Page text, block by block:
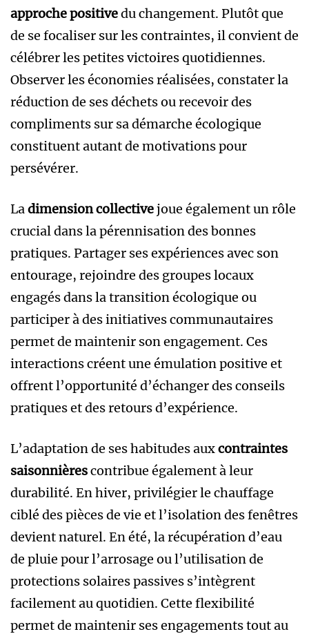
approche positivedu changement. Plutôt que
de se focaliser sur les contraintes, il convient de
célébrer les petites victoires quotidiennes.
Observer les économies réalisées, constater la
réduction de ses déchets ou recevoir des
compliments sur sa démarche écologique
constituent autant de motivations pour
persévérer.
La dimension collectivejoue également un rôle
crucial dans la pérennisation des bonnes
pratiques. Partager ses expériences avec son
entourage, rejoindre des groupes locaux
engagés dans la transition écologique ou
participer à des initiatives communautaires
permet de maintenir son engagement. Ces
interactions créent une émulation positive et
offrent l’opportunité d’échanger des conseils
pratiques et des retours d’expérience.
L’adaptation de ses habitudes auxcontraintes
saisonnièrescontribue également à leur
durabilité. En hiver, privilégier le chauffage
ciblé des pièces de vie et l’isolation des fenêtres
devient naturel. En été, la récupération d’eau
de pluie pour l’arrosage ou l’utilisation de
protections solaires passives s’intègrent
facilement au quotidien. Cette flexibilité
permet de maintenir ses engagements tout au